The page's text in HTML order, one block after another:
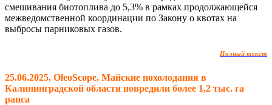
смешивания биотоплива до 5,3% в рамках продолжающейся
межведомственной координации по Закону о квотах на
выбросы парниковых газов.
Полный текст
25.06.2025, OleoScope, Майские похолодания в
Калининградской области повредили более 1,2 тыс. га
рапса